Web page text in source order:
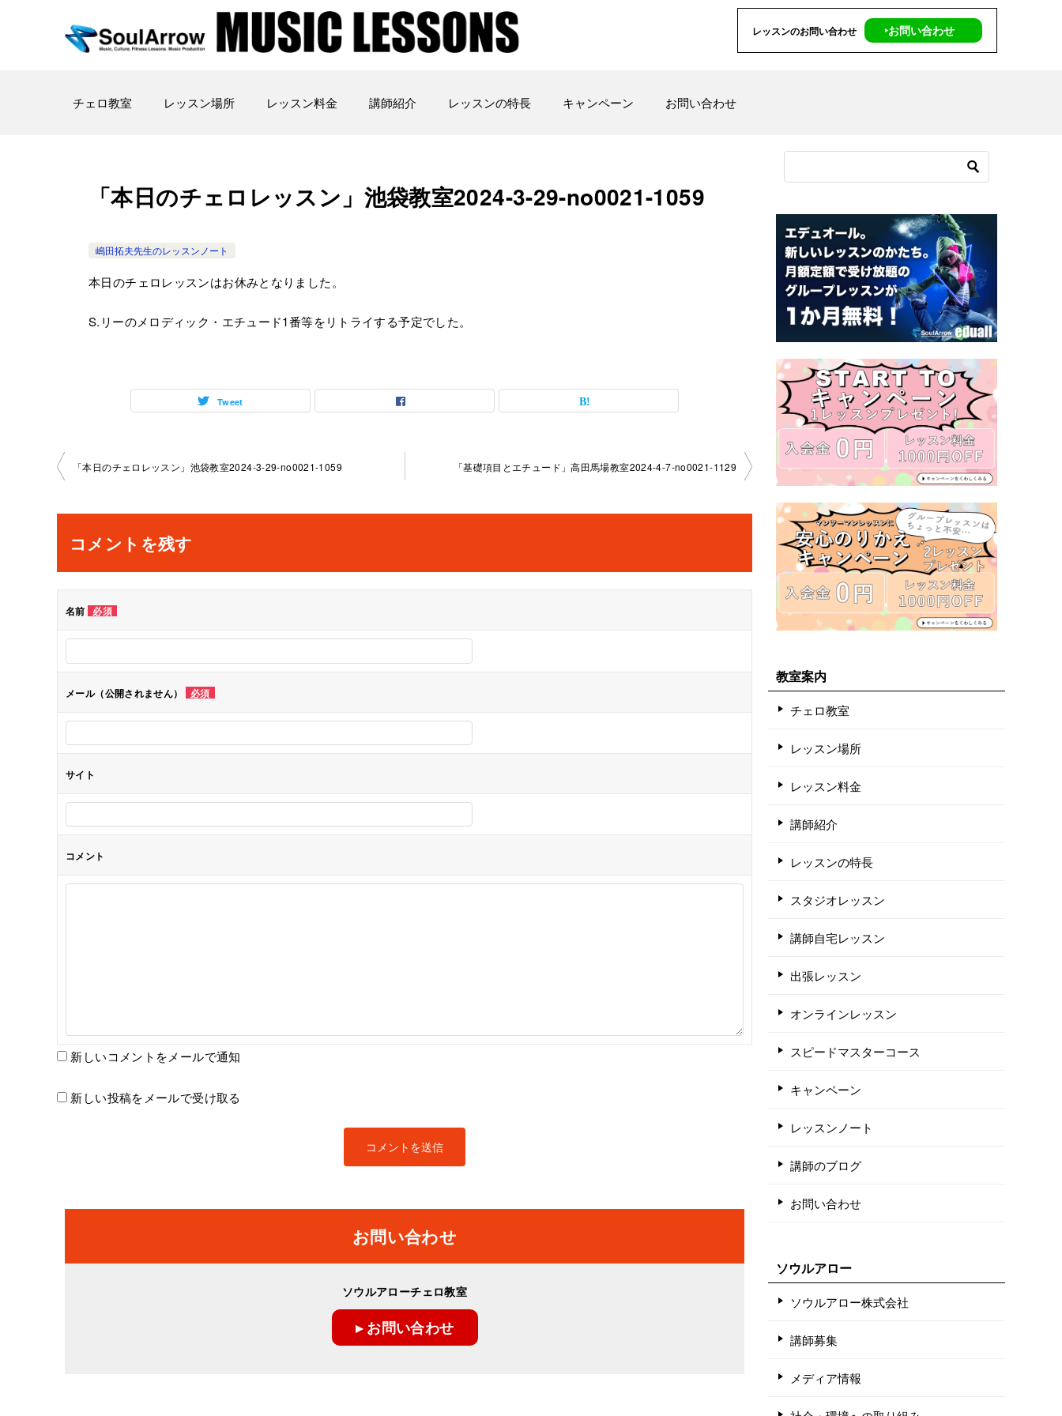
レッスンのお問い合わせ ‣お問い合わせ
チェロ教室 レッスン場所 レッスン料金 講師紹介 レッスンの特長 キャンペーン お問い合わせ
「本日のチェロレッスン」池袋教室2024-3-29-no0021-1059
嶋田拓夫先生のレッスンノート
本日のチェロレッスンはお休みとなりました。
S.リーのメロディック・エチュード1番等をリトライする予定でした。
Tweet
投
ナ
ビ
ゲ
ー
シ
ョ
「本日のチェロレッスン」池袋教室2024-3-29-no0021-1059 「基礎項目とエチュード」高田馬場教室2024-4-7-no0021-1129
コメントを残す
名前 必須
メール（公開されません） 必須
サイト
コメント
新しいコメントをメールで通知
新しい投稿をメールで受け取る
お問い合わせ
ソウルアローチェロ教室
▸ お問い合わせ
教室案内
チェロ教室
レッスン場所
レッスン料金
講師紹介
レッスンの特長
スタジオレッスン
講師自宅レッスン
出張レッスン
オンラインレッスン
スピードマスターコース
キャンペーン
レッスンノート
講師のブログ
お問い合わせ
ソウルアロー
ソウルアロー株式会社
講師募集
メディア情報